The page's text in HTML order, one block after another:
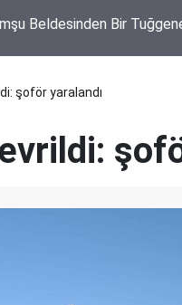
Beldesinden Bir
şoför yaralandı